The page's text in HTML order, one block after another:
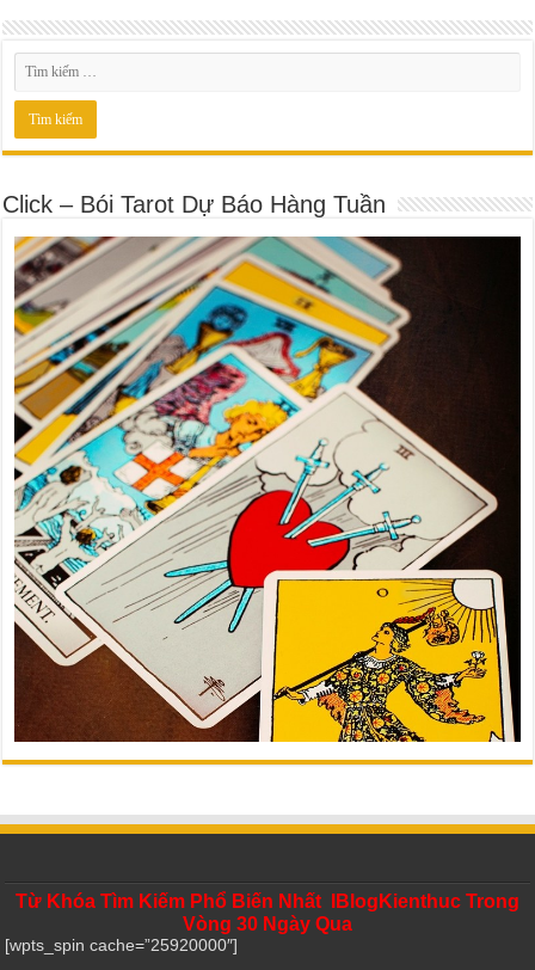
Click – Bói Tarot Dự Báo Hàng Tuần
Từ Khóa Tìm Kiếm Phổ Biến Nhất IBlogKienthuc Trong
Vòng 30 Ngày Qua
[wpts_spin cache=”25920000″]